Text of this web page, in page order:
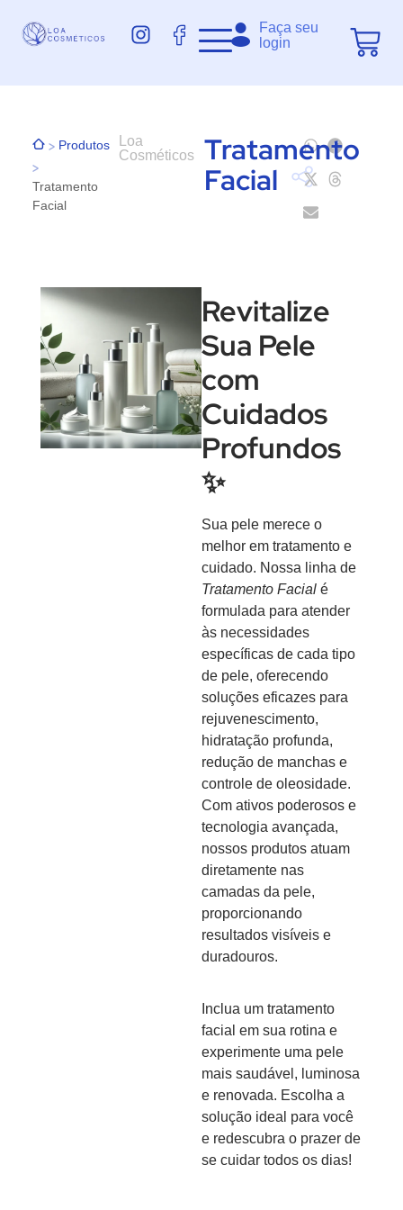
Faça seu
login
> Produtos
>
Tratamento
Facial
Loa
Cosméticos
Tratamento
Facial
Revitalize
Sua Pele
com
Cuidados
Profundos
✨
Sua pele merece o
melhor em tratamento e
cuidado. Nossa linha de
Tratamento Facial é
formulada para atender
às necessidades
específicas de cada tipo
de pele, oferecendo
soluções eficazes para
rejuvenescimento,
hidratação profunda,
redução de manchas e
controle de oleosidade.
Com ativos poderosos e
tecnologia avançada,
nossos produtos atuam
diretamente nas
camadas da pele,
proporcionando
resultados visíveis e
duradouros.
Inclua um tratamento
facial em sua rotina e
experimente uma pele
mais saudável, luminosa
e renovada. Escolha a
solução ideal para você
e redescubra o prazer de
se cuidar todos os dias!